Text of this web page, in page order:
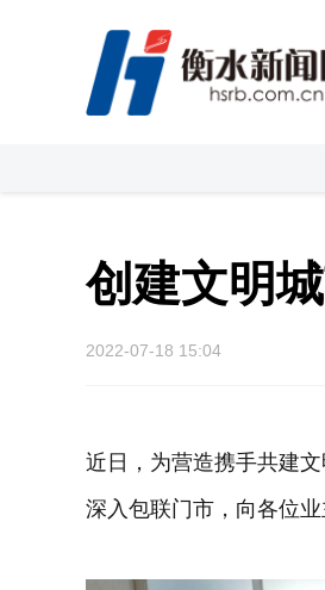
创建文明
2022-07-18 15:04
近日，为营造携手共建
深入包联门市，向各位